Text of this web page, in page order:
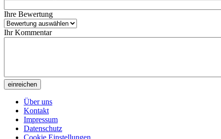
Ihre Bewertung
Ihr Kommentar
Über uns
Kontakt
Impressum
Datenschutz